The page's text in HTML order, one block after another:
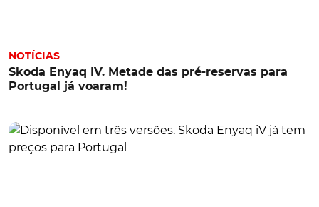
NOTÍCIAS
Skoda Enyaq IV. Metade das pré-reservas para
Portugal já voaram!